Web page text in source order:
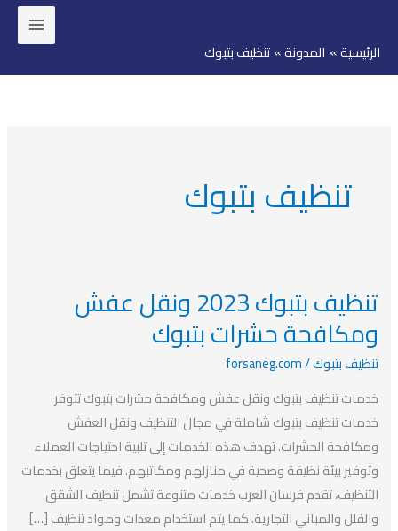
المحتوى
الرئيسية المدونة تنظيف بتبوك
تنظيف بتبوك
تنظيف بتبوك 2023 ونقل عفش
ومكافحة حشرات بتبوك
تنظيف بتبوك/
forsaneg.com
خدمات تنظيف بتبوك ونقل عفش ومكافحة حشرات بتبوك تتوفر
خدمات تنظيف بتبوك شاملة في مجال التنظيف ونقل العفش
ومكافحة الحشرات. تهدف هذه الخدمات إلى تلبية احتياجات العملاء
وتوفير بيئة نظيفة وصحية في منازلهم ومكاتبهم. فيما يتعلق بخدمات
التنظيف، تقدم فرسان العرب خدمات متنوعة تشمل تنظيف الشقق
والفلل والمباني التجارية. كما يتم استخدام معدات ومواد تنظيف […]
تنظيف
2023
ونقل
عفش
ومكافحة
حشرات
بتبوك